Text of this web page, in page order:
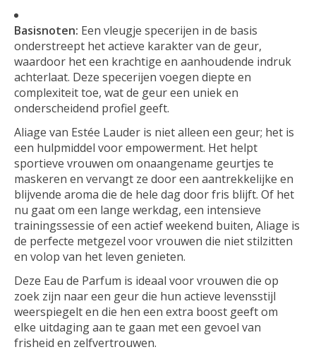
Basisnoten: Een vleugje specerijen in de basis
onderstreept het actieve karakter van de geur,
waardoor het een krachtige en aanhoudende indruk
achterlaat. Deze specerijen voegen diepte en
complexiteit toe, wat de geur een uniek en
onderscheidend profiel geeft.
Aliage van Estée Lauder is niet alleen een geur; het is
een hulpmiddel voor empowerment. Het helpt
sportieve vrouwen om onaangename geurtjes te
maskeren en vervangt ze door een aantrekkelijke en
blijvende aroma die de hele dag door fris blijft. Of het
nu gaat om een lange werkdag, een intensieve
trainingssessie of een actief weekend buiten, Aliage is
de perfecte metgezel voor vrouwen die niet stilzitten
en volop van het leven genieten.
Deze Eau de Parfum is ideaal voor vrouwen die op
zoek zijn naar een geur die hun actieve levensstijl
weerspiegelt en die hen een extra boost geeft om
elke uitdaging aan te gaan met een gevoel van
frisheid en zelfvertrouwen.